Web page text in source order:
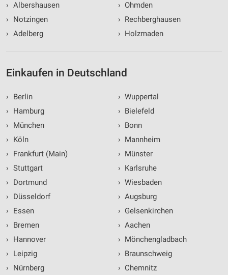
› Albershausen
›
Notzingen
› Adelberg
› Ohmden
› Rechberghausen
› Holzmaden
Einkaufen in Deutschland
›
Berlin
›
Hamburg
›
München
›
Köln
›
Frankfurt (Main)
› Stuttgart
›
Dortmund
›
Düsseldorf
›
Essen
›
Bremen
›
Hannover
›
Leipzig
›
Nürnberg
› Wuppertal
› Bielefeld
› Bonn
› Mannheim
› Münster
› Karlsruhe
› Wiesbaden
› Augsburg
› Gelsenkirchen
› Aachen
› Mönchengladbach
› Braunschweig
› Chemnitz